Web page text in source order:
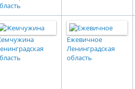
Ежевичное
Ленинградская
область